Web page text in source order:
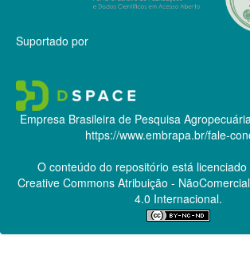
Suportado por
Empresa Brasileira de Pesquisa
https://www.embrapa.br/fale-
O conteúdo do repositório está
Creative CommonsAtribuição -
4.0 Internacional.